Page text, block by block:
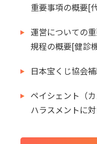
重要事項の概要[
運営についての
規程の概要[健診
日本宝くじ協会
ペイシェント（カ
ハラスメントに